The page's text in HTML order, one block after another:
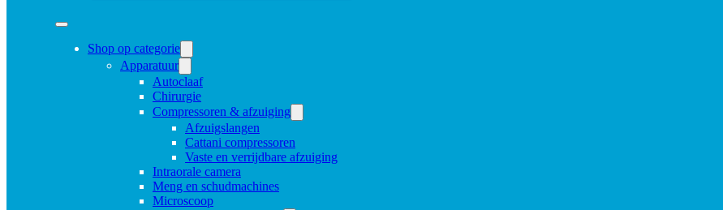
Shop op categorie
Apparatuur
Autoclaaf
Chirurgie
Compressoren & afzuiging
Afzuigslangen
Cattani compressoren
Vaste en verrijdbare afzuiging
Intraorale camera
Meng en schudmachines
Microscoop